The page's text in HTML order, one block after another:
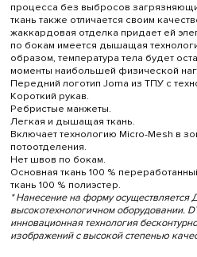
процесса без выбросов
ткань также отличается своим
жаккардовая отделка придает ей
по бокам имеется дышащая
образом, температура тела будет
моменты наибольшей физической
Передний логотип Joma из ТПУ с
Короткий рукав.
Ребристые манжеты.
Легкая и дышащая ткань.
Включает технологию Micro-Mesh в
потоотделения.
Нет швов по бокам.
Основная ткань 100 %
ткань 100 % полиэстер.
* Нанесение на форму осуществляется
высокотехнологичном оборудовании.
инновационная технология
изображений с высокой степенью